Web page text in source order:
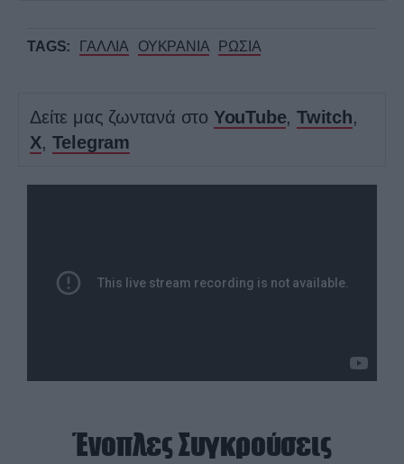
TAGS: ΓΑΛΛΙΑ ΟΥΚΡΑΝΙΑ ΡΩΣΙΑ
Δείτε μας ζωντανά στο YouTube, Twitch,
X, Telegram
Ένοπλες Συγκρούσεις